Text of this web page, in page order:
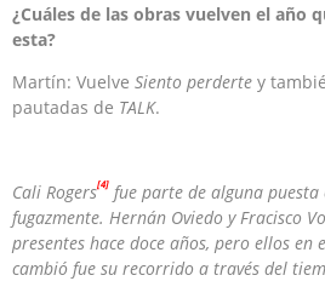
¿Cuáles de las obras vuelven el año
esta?
Martín: Vuelve Siento perderte y
pautadas de TALK.
Cali Rogers[4] fue parte de alguna puesta
fugazmente. Hernán Oviedo y Fracisco
presentes hace doce años, pero ellos en
cambió fue su recorrido a través del